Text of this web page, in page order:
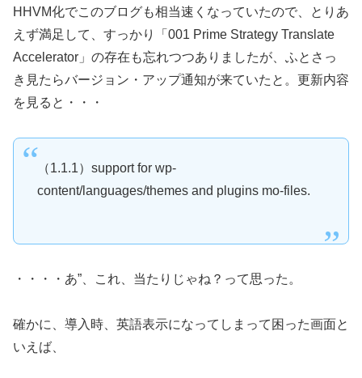
HHVM化でこのブログも相当速くなっていたので、とりあ
えず満足して、すっかり「001 Prime Strategy Translate
Accelerator」の存在も忘れつつありましたが、ふとさっ
き見たらバージョン・アップ通知が来ていたと。更新内容
を見ると・・・
（1.1.1）support for wp-
content/languages/themes and plugins mo-files.
・・・・あ”、これ、当たりじゃね？って思った。
確かに、導入時、英語表示になってしまって困った画面と
いえば、